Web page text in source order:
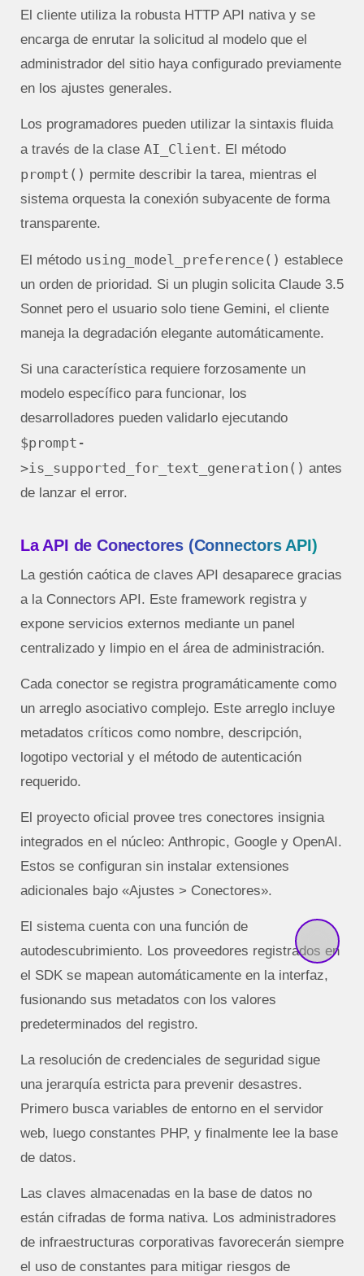
El cliente utiliza la robusta HTTP API nativa y se
encarga de enrutar la solicitud al modelo que el
administrador del sitio haya configurado previamente
en los ajustes generales.
Los programadores pueden utilizar la sintaxis fluida
a través de la clase AI_Client. El método
prompt() permite describir la tarea, mientras el
sistema orquesta la conexión subyacente de forma
transparente.
El método using_model_preference() establece
un orden de prioridad. Si un plugin solicita Claude 3.5
Sonnet pero el usuario solo tiene Gemini, el cliente
maneja la degradación elegante automáticamente.
Si una característica requiere forzosamente un
modelo específico para funcionar, los
desarrolladores pueden validarlo ejecutando
$prompt-
>is_supported_for_text_generation() antes
de lanzar el error.
La API de Conectores (Connectors API)
La gestión caótica de claves API desaparece gracias
a la Connectors API. Este framework registra y
expone servicios externos mediante un panel
centralizado y limpio en el área de administración.
Cada conector se registra programáticamente como
un arreglo asociativo complejo. Este arreglo incluye
metadatos críticos como nombre, descripción,
logotipo vectorial y el método de autenticación
requerido.
El proyecto oficial provee tres conectores insignia
integrados en el núcleo: Anthropic, Google y OpenAI.
Estos se configuran sin instalar extensiones
adicionales bajo «Ajustes > Conectores».
El sistema cuenta con una función de
autodescubrimiento. Los proveedores registrados en
el SDK se mapean automáticamente en la interfaz,
fusionando sus metadatos con los valores
predeterminados del registro.
La resolución de credenciales de seguridad sigue
una jerarquía estricta para prevenir desastres.
Primero busca variables de entorno en el servidor
web, luego constantes PHP, y finalmente lee la base
de datos.
Las claves almacenadas en la base de datos no
están cifradas de forma nativa. Los administradores
de infraestructuras corporativas favorecerán siempre
el uso de constantes para mitigar riesgos de